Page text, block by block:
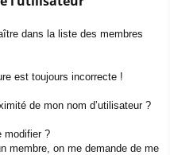
dans la liste des membres
est toujours incorrecte !
de mon nom d’utilisateur ?
modifier ?
membre, on me demande de me